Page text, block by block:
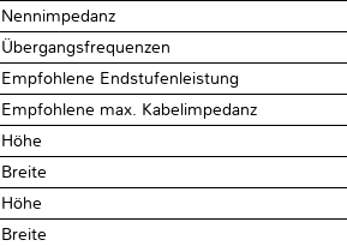
Nennimpedanz
Übergangsfrequenzen
Empfohlene Endstufenleistung
Empfohlene max. Kabelimpedanz
Höhe
Breite
Höhe
Breite